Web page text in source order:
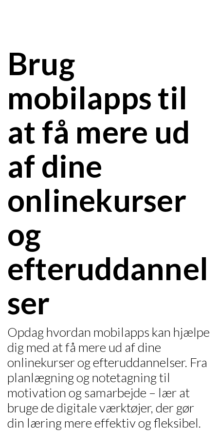
Brug
mobilapps til
at få mere ud
af dine
onlinekurser
og
efteruddannel
ser
Opdag hvordan mobilapps kan hjælpe
dig med at få mere ud af dine
onlinekurser og efteruddannelser. Fra
planlægning og notetagning til
motivation og samarbejde – lær at
bruge de digitale værktøjer, der gør
din læring mere effektiv og fleksibel.